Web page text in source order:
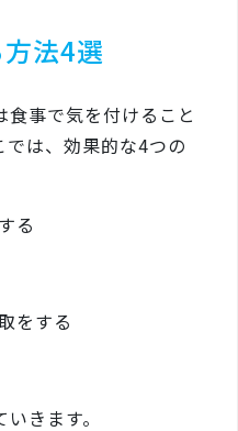
法4選
事で気を付けること
は、効果的な4つの
る
をする
きます。